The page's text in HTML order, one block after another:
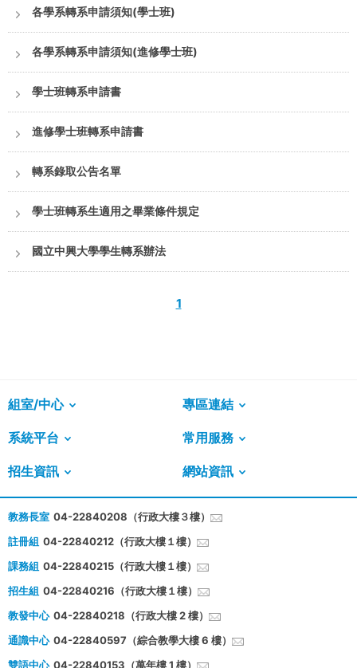
各學系轉系申請須知(學士班)
各學系轉系申請須知(進修學士班)
學士班轉系申請書
進修學士班轉系申請書
轉系錄取公告名單
學士班轉系生適用之畢業條件規定
國立中興大學學生轉系辦法
1
組室/中心 專區連結
系統平台 常用服務
招生資訊 網站資訊
教務長室 04-22840208（行政大樓３樓）
註冊組 04-22840212（行政大樓１樓）
課務組 04-22840215（行政大樓１樓）
招生組 04-22840216（行政大樓１樓）
教發中心 04-22840218（行政大樓 2 樓）
通識中心 04-22840597（綜合教學大樓 6 樓）
雙語中心 04-22840153（萬年樓 1 樓）